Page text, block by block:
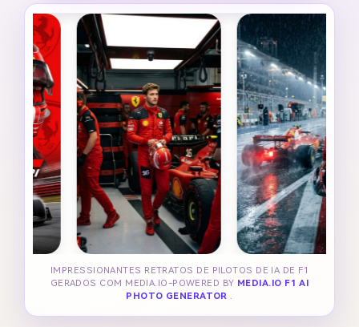
IMPRESSIONANTES RETRATOS DE PILOTOS DE IA DE F1
GERADOS COM MEDIA.IO-POWERED BY MEDIA.IO F1 AI
PHOTO GENERATOR .